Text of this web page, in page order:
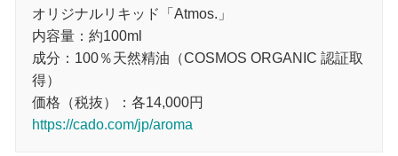
オリジナルリキッド「Atmos.」
内容量：約100ml
成分：100％天然精油（COSMOS ORGANIC 認証取
得）
価格（税抜）：各14,000円
https://cado.com/jp/aroma